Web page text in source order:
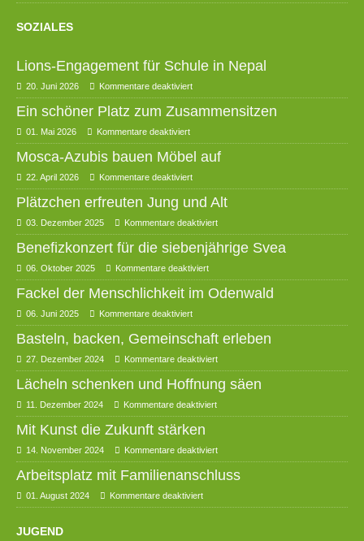
SOZIALES
Lions-Engagement für Schule in Nepal
20. Juni 2026 Kommentare deaktiviert
Ein schöner Platz zum Zusammensitzen
01. Mai 2026 Kommentare deaktiviert
Mosca-Azubis bauen Möbel auf
22. April 2026 Kommentare deaktiviert
Plätzchen erfreuten Jung und Alt
03. Dezember 2025 Kommentare deaktiviert
Benefizkonzert für die siebenjährige Svea
06. Oktober 2025 Kommentare deaktiviert
Fackel der Menschlichkeit im Odenwald
06. Juni 2025 Kommentare deaktiviert
Basteln, backen, Gemeinschaft erleben
27. Dezember 2024 Kommentare deaktiviert
Lächeln schenken und Hoffnung säen
11. Dezember 2024 Kommentare deaktiviert
Mit Kunst die Zukunft stärken
14. November 2024 Kommentare deaktiviert
Arbeitsplatz mit Familienanschluss
01. August 2024 Kommentare deaktiviert
JUGEND